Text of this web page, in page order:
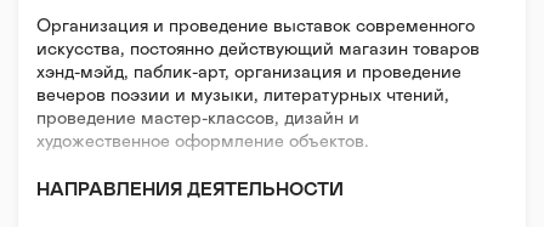
Организация и проведение выставок современного
искусства, постоянно действующий магазин товаров
хэнд-мэйд, паблик-арт, организация и проведение
вечеров поэзии и музыки, литературных чтений,
проведение мастер-классов, дизайн и
художественное оформление объектов.
НАПРАВЛЕНИЯ ДЕЯТЕЛЬНОСТИ